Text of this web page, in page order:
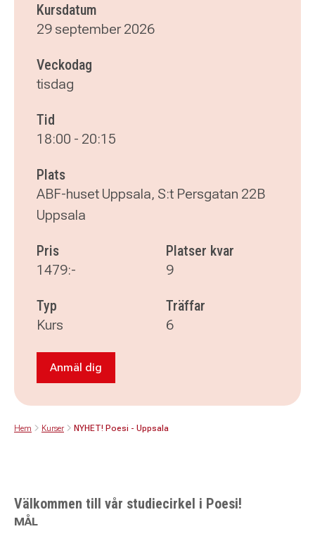
Kursdatum
29 september 2026
Veckodag
tisdag
Tid
18:00 - 20:15
Plats
ABF-huset Uppsala, S:t Persgatan 22B
Uppsala
Pris
1479:-
Platser kvar
9
Typ
Kurs
Träffar
6
Anmäl dig till NYHET! Poesi - Uppsala
Anmäl dig
Hem Kurser NYHET! Poesi - Uppsala
Välkommen till vår studiecirkel i Poesi!
MÅL